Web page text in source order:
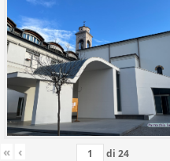
« ‹ di 24